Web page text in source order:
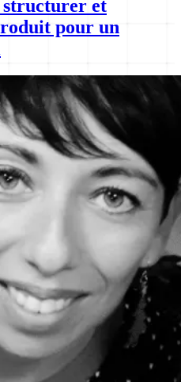
et
pour un